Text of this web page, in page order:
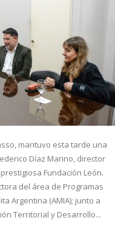
mantuvo esta tarde una
Díaz Marino, director
Fundación León.
del área de Programas
Argentina (AMIA); junto a
Territorial y Desarrollo...